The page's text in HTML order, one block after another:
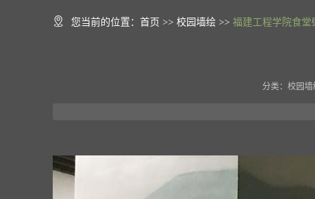
您当前的位置： 首页 >> 校园墙绘 >> 福建工程学院食堂
分类：校园墙